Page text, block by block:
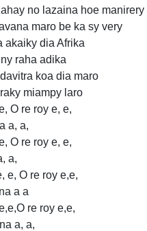
no lazaina hoe manirery
maro be ka sy very
akaiky dia Afrika
raha adika
koa dia maro
miampy laro
O re roy e, e,
a, a,
O re roy e, e,
a,
e, O re roy e,e,
a a
re roy e,e,
a, a,